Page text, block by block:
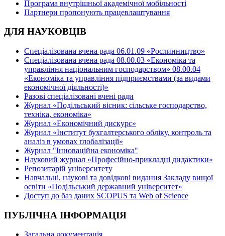
Програма внутрішньої академічної мобільності
Партнери пропонують працевлаштування
ДЛЯ НАУКОВЦІВ
Спеціалізована вчена рада 06.01.09 «Рослинництво»
Спеціалізована вчена рада 08.00.03 «Економіка та
управління національним господарством» 08.00.04
«Економіка та управління підприємствами (за видами
економічної діяльності)»
Разові спеціалізовані вчені ради
Журнал «Подільський вісник: сільське господарство,
техніка, економіка»
Журнал «Економічний дискурс»
Журнал «Інститут бухгалтерського обліку, контроль та
аналіз в умовах глобалізації»
Журнал "Інноваційна економіка"
Науковий журнал «Професійно-прикладні дидактики»
Репозитарій університету
Навчальні, наукові та довідкові видання Закладу вищої
освіти «Подільський державний університет»
Доступ до баз даних SCOPUS та Web of Science
ПУБЛІЧНА ІНФОРМАЦІЯ